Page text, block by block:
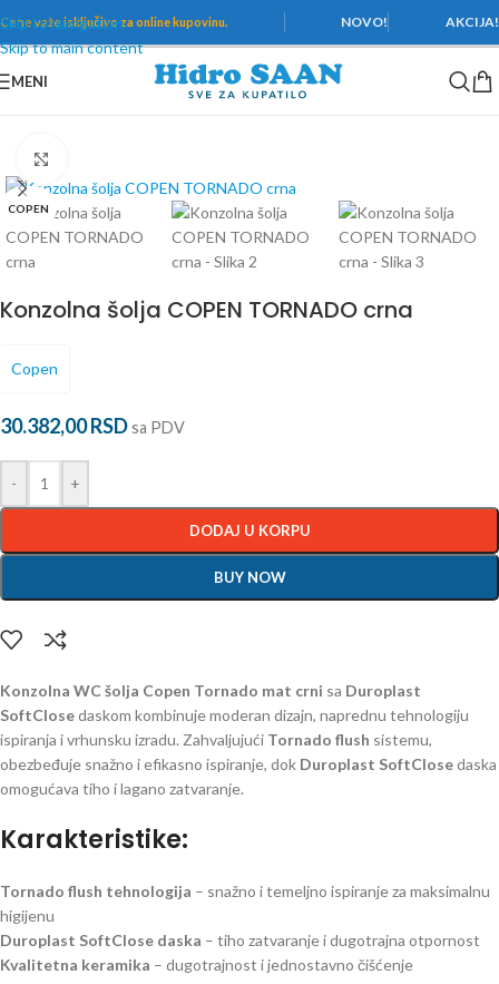
Skip to navigation
Skip to main content
Cene važeisključivo za online kupovinu. NOVO! AKCIJA!
MENI
COPEN
Konzolna šolja COPEN TORNADO crna
Copen
30.382,00RSDsa PDV
- +
DODAJ U KORPU
BUY NOW
Konzolna WC šolja Copen Tornado mat crni sa Duroplast
SoftClosedaskom kombinuje moderan dizajn, naprednu tehnologiju
ispiranja i vrhunsku izradu. Zahvaljujući Tornado flush sistemu,
obezbeđuje snažno i efikasno ispiranje, dok Duroplast SoftClosedaska
omogućava tiho i lagano zatvaranje.
Karakteristike:
Tornado flush tehnologija – snažno i temeljno ispiranje za maksimalnu
higijenu
Duroplast SoftClose daska – tiho zatvaranje i dugotrajna otpornost
Kvalitetna keramika – dugotrajnost i jednostavno čišćenje